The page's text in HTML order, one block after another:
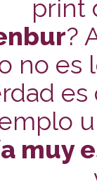
print
?
no es
muy